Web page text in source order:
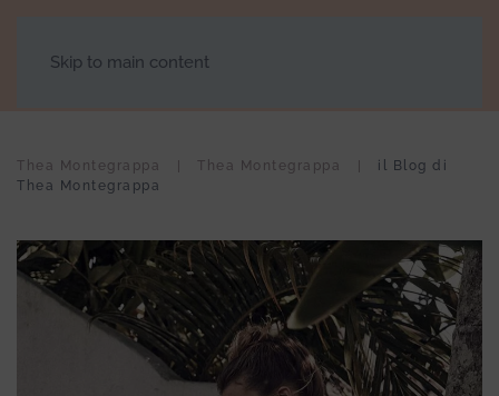
Skip to main content
Thea Montegrappa Thea Montegrappa
il Blog di
Thea Montegrappa